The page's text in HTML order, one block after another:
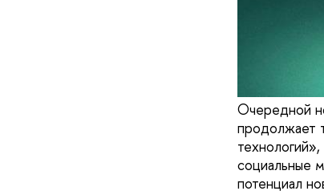
Очередной
продолжает
социальные
потенциал